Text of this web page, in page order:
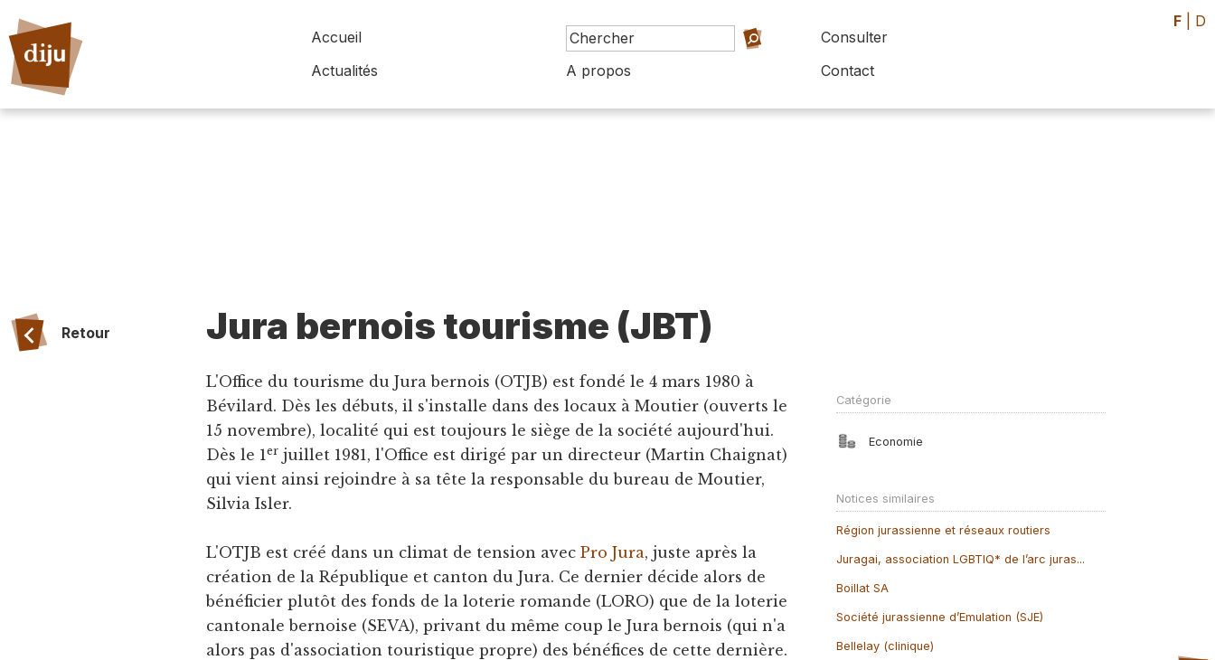
Accueil
Consulter
Actualités
A propos Contact
F D
Retour Jura bernois tourisme (JBT)
L'Office du tourisme du Jura bernois (OTJB) est fondé le 4 mars 1980 à
Bévilard. Dès les débuts, il s'installe dans des locaux à Moutier (ouverts le
15 novembre), localité qui est toujours le siège de la société aujourd'hui.
Dès le 1er juillet 1981, l'Office est dirigé par un directeur (Martin Chaignat)
qui vient ainsi rejoindre à sa tête la responsable du bureau de Moutier,
Silvia Isler.
L'OTJB est créé dans un climat de tension avecPro Jura, juste après la
création de la République et canton du Jura. Ce dernier décide alors de
bénéficier plutôt des fonds de la loterie romande (LORO) que de la loterie
cantonale bernoise (SEVA), privant du même coup le Jura bernois (qui n'a
alors pas d'association touristique propre) des bénéfices de cette dernière.
Catégorie
Economie
Notices similaires
Région jurassienne et réseaux routiers
Juragai, association LGBTIQ* de l’arc juras...
Boillat SA
Société jurassienne d’Emulation (SJE)
Bellelay (clinique)